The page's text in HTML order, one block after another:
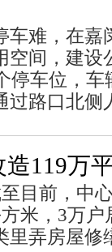
难，在嘉
间，建设
停车位，
过路口北侧
造119万
目前，中
米，3万
弄房屋修